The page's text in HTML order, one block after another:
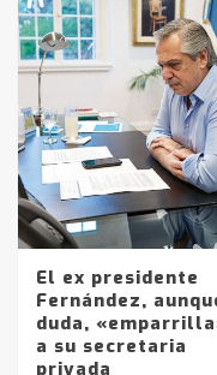
El ex presidente
Fernández,
duda,
a su secretaria
privada